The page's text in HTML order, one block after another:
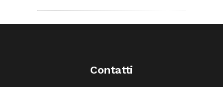
Contatti